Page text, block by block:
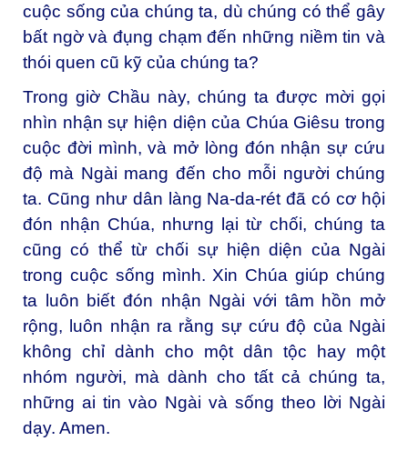
cuộc sống của chúng ta, dù chúng có thể gây
bất ngờ và đụng chạm đến những niềm tin và
thói quen cũ kỹ của chúng ta?
Trong giờ Chầu này, chúng ta được mời gọi
nhìn nhận sự hiện diện của Chúa Giêsu trong
cuộc đời mình, và mở lòng đón nhận sự cứu
độ mà Ngài mang đến cho mỗi người chúng
ta. Cũng như dân làng Na-da-rét đã có cơ hội
đón nhận Chúa, nhưng lại từ chối, chúng ta
cũng có thể từ chối sự hiện diện của Ngài
trong cuộc sống mình. Xin Chúa giúp chúng
ta luôn biết đón nhận Ngài với tâm hồn mở
rộng, luôn nhận ra rằng sự cứu độ của Ngài
không chỉ dành cho một dân tộc hay một
nhóm người, mà dành cho tất cả chúng ta,
những ai tin vào Ngài và sống theo lời Ngài
dạy. Amen.